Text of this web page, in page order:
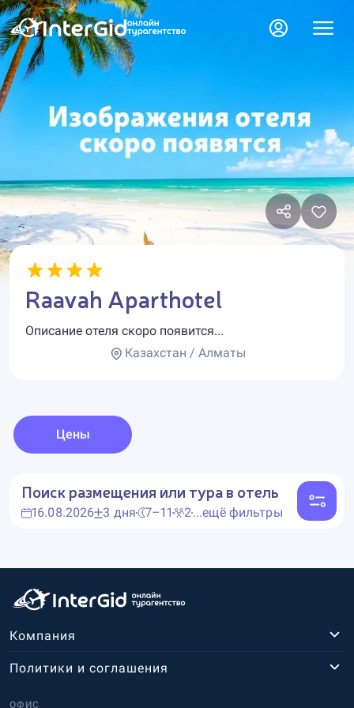
Raavah Aparthotel
Описание отеля скоро появится...
Казахстан / Алматы
Цены
Поиск размещения или тура в отель
16.08.2026 3 дня 7–11 2...ещё фильтры
Компания
ОФИС
Политики и соглашения